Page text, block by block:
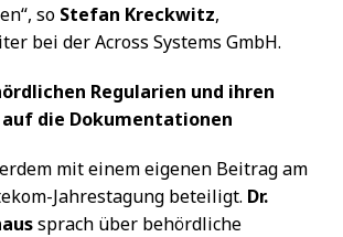
so Stefan Kreckwitz,
bei der Across Systems GmbH.
Regularien und ihren
die Dokumentationen
mit einem eigenen Beitrag am
Jahrestagung beteiligt. Dr.
sprach über behördliche